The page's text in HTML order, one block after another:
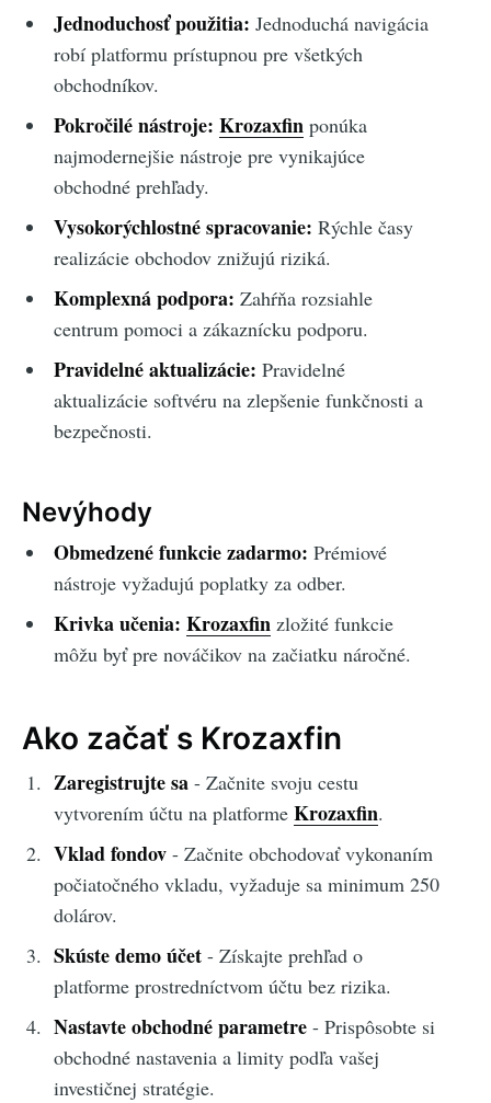
Jednoduchosť použitia: Jednoduchá navigácia
robí platformu prístupnou pre všetkých
obchodníkov.
Pokročilé nástroje: Krozaxfinponúka
najmodernejšie nástroje pre vynikajúce
obchodné prehľady.
Vysokorýchlostné spracovanie: Rýchle časy
realizácie obchodov znižujú riziká.
Komplexná podpora: Zahŕňa rozsiahle
centrum pomoci a zákaznícku podporu.
Pravidelné aktualizácie: Pravidelné
aktualizácie softvéru na zlepšenie funkčnosti a
bezpečnosti.
Nevýhody
Obmedzené funkcie zadarmo: Prémiové
nástroje vyžadujú poplatky za odber.
Krivka učenia: Krozaxfin zložité funkcie
môžu byť pre nováčikov na začiatku náročné.
Ako začať s Krozaxfin
Zaregistrujte sa- Začnite svoju cestu
vytvorením účtu na platforme Krozaxfin.
Vklad fondov- Začnite obchodovať vykonaním
počiatočného vkladu, vyžaduje sa minimum 250
dolárov.
Skúste demo účet- Získajte prehľad o
platforme prostredníctvom účtu bez rizika.
Nastavte obchodné parametre- Prispôsobte si
obchodné nastavenia a limity podľa vašej
investičnej stratégie.